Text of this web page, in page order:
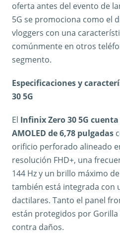
oferta antes del evento de
5G se promociona como el
vloggers con una
comúnmente en otros
segmento.
Especificaciones y
30 5G
El Infinix Zero 30 5G
AMOLED de 6,78 pulgadas
orificio perforado alineado
resolución FHD+, una
144 Hz y un brillo máximo
también está integrada con
dactilares. Tanto el panel
están protegidos por
contra daños.